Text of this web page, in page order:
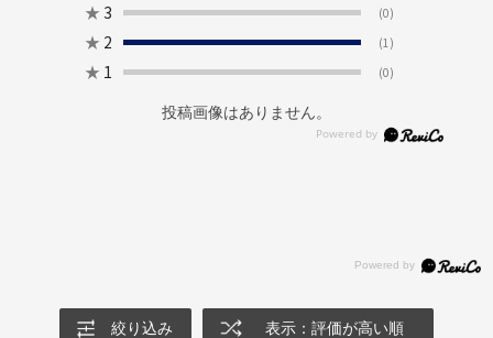
★ 3 (0)
★ 2 (1)
★ 1 (0)
投稿画像はありません。
絞り込み 表示：評価が高い順